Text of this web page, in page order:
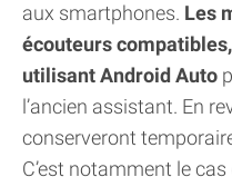
aux smartphones. Les
écouteurs
utilisant Android Auto
l’ancien assistant. En
conserveront
C’est notamment le